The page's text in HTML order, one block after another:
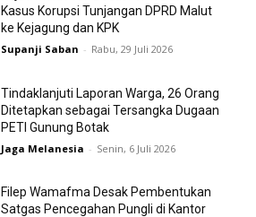
Kasus Korupsi Tunjangan DPRD Malut
ke Kejagung dan KPK
Supanji Saban - Rabu, 29 Juli 2026
Tindaklanjuti Laporan Warga, 26 Orang
Ditetapkan sebagai Tersangka Dugaan
PETI Gunung Botak
Jaga Melanesia - Senin, 6 Juli 2026
Filep Wamafma Desak Pembentukan
Satgas Pencegahan Pungli di Kantor